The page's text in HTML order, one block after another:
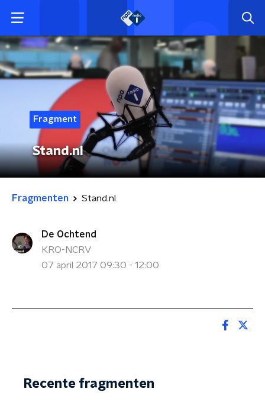
Fragment
Stand.nl
Fragmenten Stand.nl
De Ochtend
KRO-NCRV
07 april 2017 09:30 - 12:00
Recente fragmenten